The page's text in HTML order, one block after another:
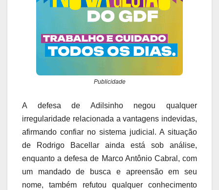
Publicidade
A defesa de Adilsinho negou qualquer
irregularidade relacionada a vantagens indevidas,
afirmando confiar no sistema judicial. A situação
de Rodrigo Bacellar ainda está sob análise,
enquanto a defesa de Marco Antônio Cabral, com
um mandado de busca e apreensão em seu
nome, também refutou qualquer conhecimento